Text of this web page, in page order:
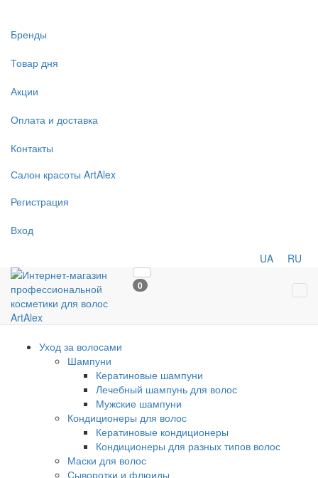
Бренды
Товар дня
Акции
Оплата и доставка
Контакты
Салон красоты ArtAlex
Регистрация
Вход
UA RU
0
Уход за волосами
Шампуни
Кератиновые шампуни
Лечебный шампунь для волос
Мужские шампуни
Кондиционеры для волос
Кератиновые кондиционеры
Кондиционеры для разных типов волос
Маски для волос
Сыворотки и флюиды